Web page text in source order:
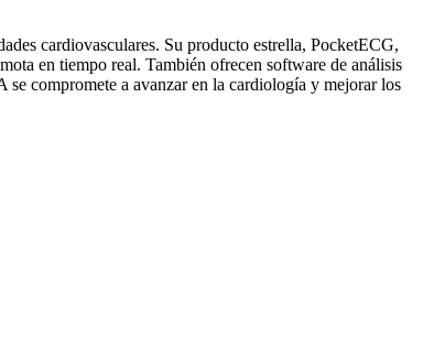
cardiovasculares. Su producto estrella, PocketECG,
en tiempo real. También ofrecen software de análisis
compromete a avanzar en la cardiología y mejorar los